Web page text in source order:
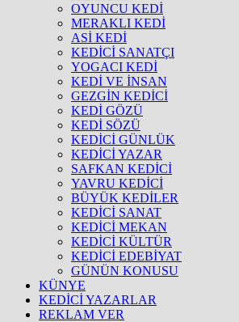
OYUNCU KEDİ
MERAKLI KEDİ
ASİ KEDİ
KEDİCİ SANATÇI
YOGACI KEDİ
KEDİ VE İNSAN
GEZGİN KEDİCİ
KEDİ GÖZÜ
KEDİ SÖZÜ
KEDİCİ GÜNLÜK
KEDİCİ YAZAR
SAFKAN KEDİCİ
YAVRU KEDİCİ
BÜYÜK KEDİLER
KEDİCİ SANAT
KEDİCİ MEKAN
KEDİCİ KÜLTÜR
KEDİCİ EDEBİYAT
GÜNÜN KONUSU
KÜNYE
KEDİCİ YAZARLAR
REKLAM VER